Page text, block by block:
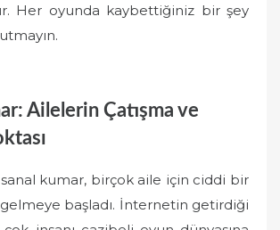
Her oyunda kaybettiğiniz bir şey
Ailelerin Çatışma ve
kumar, birçok aile için ciddi bir
başladı. İnternetin getirdiği